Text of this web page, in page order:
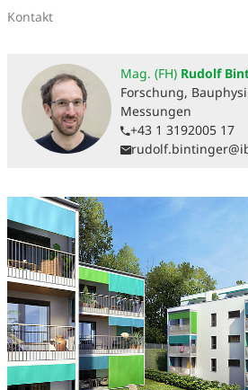
Kontakt
Mag. (FH) Rudolf
Forschung,
Messungen
+43 1 3192005 17